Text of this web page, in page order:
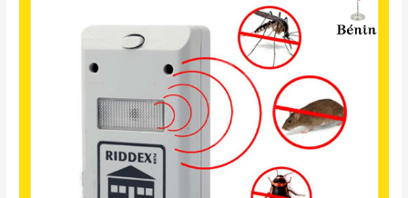
12.000 CFA. 5.000 CFA.